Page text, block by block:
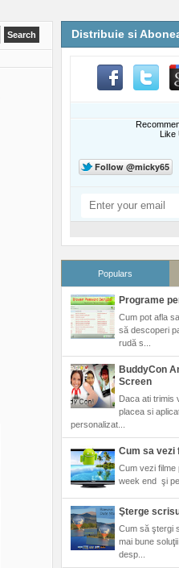
Distribuie si
Like
Populars
Programe
Cum pot afla
să descoperi
rudă s...
BuddyCon
Screen
Daca ati trimis
placea si
personalizat...
Cum sa vezi
Cum vezi filme
week end şi
Şterge
Cum să ştergi
mai bune
desp...